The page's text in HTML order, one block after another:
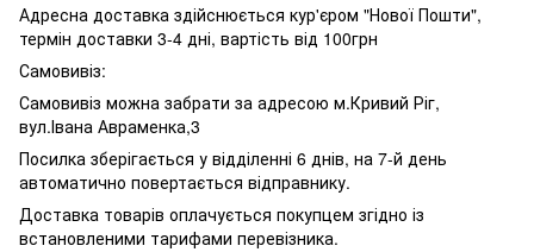
Адресна доставка здійснюється кур'єром "Нової Пошти",
термін доставки 3-4 дні, вартість від 100грн
Самовивіз:
Самовивіз можна забрати за адресою м.Кривий Ріг,
вул.Івана Авраменка,3
Посилка зберігається у відділенні 6 днів, на 7-й день
автоматично повертається відправнику.
Доставка товарів оплачується покупцем згідно із
встановленими тарифами перевізника.